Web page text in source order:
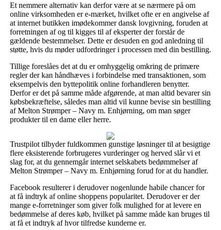
Et nemmere alternativ kan derfor være at se nærmere på om
online virksomheden er e-mærket, hvilket ofte er en angivelse af
at internet butikken imødekommer dansk lovgivning, foruden at
forretningen af og til kigges til af eksperter der forstår de
gældende bestemmelser. Dette er desuden en god anledning til
støtte, hvis du møder udfordringer i processen med din bestilling.
Tillige foreslåes det at du er omhyggelig omkring de primære
regler der kan håndhæves i forbindelse med transaktionen, som
eksempelvis den byttepolitik online forhandleren benytter.
Derfor er det på samme måde afgørende, at man altid bevarer sin
købsbekræftelse, således man altid vil kunne bevise sin bestilling
af Melton Strømper – Navy m. Enhjørning, om man søger
produkter til en dame eller herre.
Trustpilot tilbyder fuldkommen gunstige løsninger til at besigtige
flere eksisterende forbrugeres vurderinger og herved slår vi et
slag for, at du gennemgår internet selskabets bedømmelser af
Melton Strømper – Navy m. Enhjørning forud for at du handler.
Facebook resulterer i derudover nogenlunde habile chancer for
at få indtryk af online shoppens popularitet. Derudover er der
mange e-forretninger som giver folk mulighed for at levere en
bedømmelse af deres køb, hvilket på samme måde kan bruges til
at få et indtryk af hvor tilfredse kunderne er.